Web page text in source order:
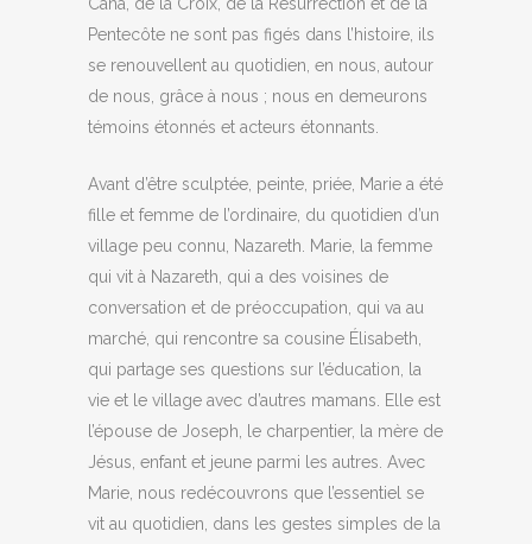
Pentecôte ne sont pas figés dans l’histoire, ils
se renouvellent au quotidien, en nous, autour
de nous, grâce à nous ; nous en demeurons
témoins étonnés et acteurs étonnants.
Avant d’être sculptée, peinte, priée, Marie a été
fille et femme de l’ordinaire, du quotidien d’un
village peu connu, Nazareth. Marie, la femme
qui vit à Nazareth, qui a des voisines de
conversation et de préoccupation, qui va au
marché, qui rencontre sa cousine Élisabeth,
qui partage ses questions sur l’éducation, la
vie et le village avec d’autres mamans. Elle est
l’épouse de Joseph, le charpentier, la mère de
Jésus, enfant et jeune parmi les autres. Avec
Marie, nous redécouvrons que l’essentiel se
vit au quotidien, dans les gestes simples de la